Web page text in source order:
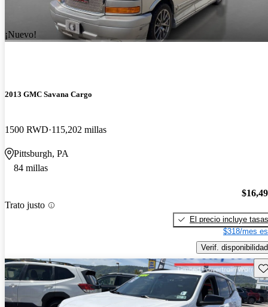
¡Nuevo!
2013 GMC Savana Cargo
1500 RWD 115,202 millas
Pittsburgh, PA
84 millas
Trato justo
El precio incluye tasas
$318/mes
Verif. disponibilidad